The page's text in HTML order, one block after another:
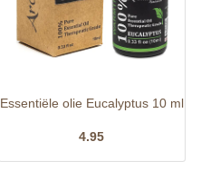
Essentiële olie Eucalyptus 10 ml
4.95